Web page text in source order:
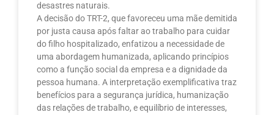
desastres naturais.
A decisão do TRT-2, que favoreceu uma mãe demitida
por justa causa após faltar ao trabalho para cuidar
do filho hospitalizado, enfatizou a necessidade de
uma abordagem humanizada, aplicando princípios
como a função social da empresa e a dignidade da
pessoa humana. A interpretação exemplificativa traz
benefícios para a segurança jurídica, humanização
das relações de trabalho, e equilíbrio de interesses,